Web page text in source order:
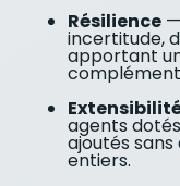
Résilience
incertitude,
apportant
agents
ajoutés
entiers.